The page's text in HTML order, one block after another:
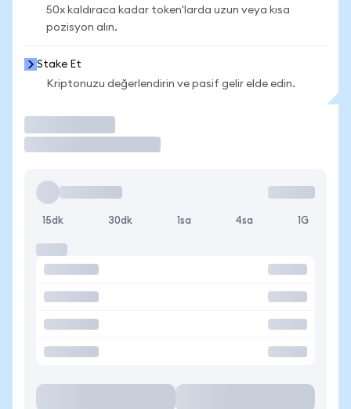
50x kaldıraca kadar token'larda uzun veya kısa
pozisyon alın.
Stake Et
Kriptonuzu değerlendirin ve pasif gelir elde edin.
15dk 30dk 1sa 4sa 1G